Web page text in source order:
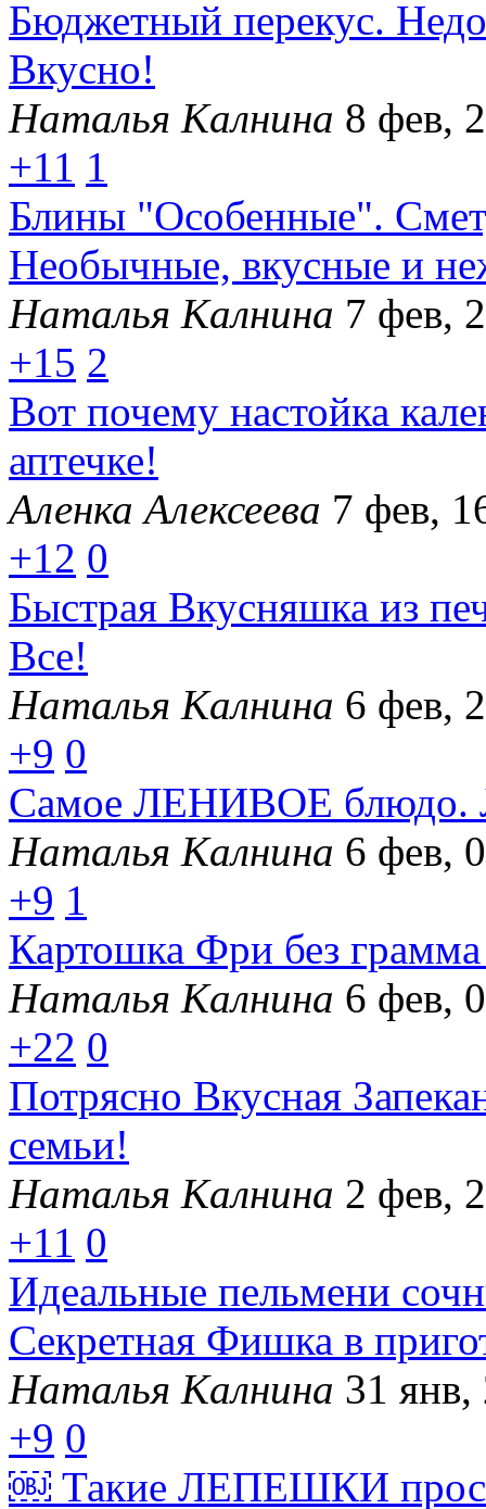
Бюджетный перекус.
Вкусно!
Наталья Калнина 8 фев,
+11 1
Блины "Особенные".
Необычные, вкусные и
Наталья Калнина 7 фев,
+15 2
Вот почему настойка
аптечке!
Аленка Алексеева 7 фев,
+12 0
Быстрая Вкусняшка из
Все!
Наталья Калнина 6 фев,
+9 0
Самое ЛЕНИВОЕ блюдо.
Наталья Калнина 6 фев,
+9 1
Картошка Фри без
Наталья Калнина 6 фев,
+22 0
Потрясно Вкусная
семьи!
Наталья Калнина 2 фев,
+11 0
Идеальные пельмени
Секретная Фишка в
Наталья Калнина 31 янв,
+9 0
￼ Такие ЛЕПЕШКИ